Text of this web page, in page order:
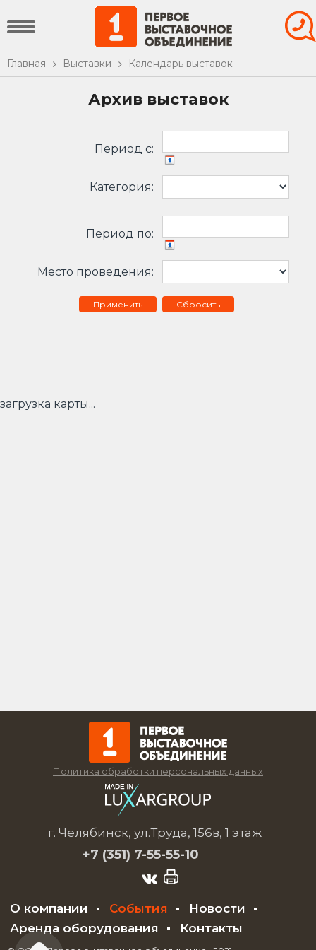
Главная Выставки Календарь выставок
Архив выставок
Период c:
Категория:
Период по:
Место проведения:
Сбросить
загрузка карты...
Политика обработки персональных данных
г. Челябинск, ул.Труда, 156в, 1 этаж
+7 (351) 7-55-55-10
О компании События
Новости
Аренда оборудования
Контакты